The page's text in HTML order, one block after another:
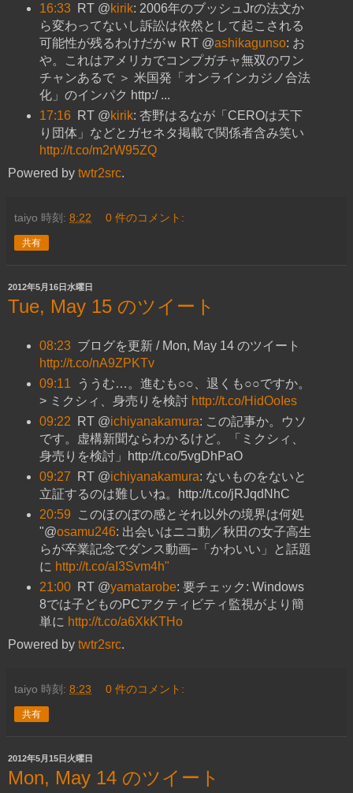
16:33
RT @kirik: 2006年のブッシュJrの法文か
ら変わってないし訴訟は依然として起こされる
可能性が残るわけだがｗ RT @ashikagunso: お
や。これはアメリカでコンプガチャ無双のワン
チャンあるで ＞ 米国発「オンラインカジノ合法
化」のインパク http:/ ...
17:16
RT @kirik: 杏野はるなが「CEROは天下
り団体」などとガセネタ掲載で関係者含み笑い
http://t.co/m2rW95ZQ
Powered by twtr2src.
taiyo 時刻: 8:22 0 件のコメント:
共有
2012年5月16日水曜日
Tue, May 15 のツイート
08:23 ブログを更新 / Mon, May 14 のツイート
http://t.co/nA9ZPKTv
09:11
ううむ…。進むも○○、退くも○○ですか。
> ミクシィ、身売りを検討 http://t.co/HidOoIes
09:22
RT @ichiyanakamura: この記事か。ウソ
です。虚構新聞ならわかるけど。「ミクシィ、
身売りを検討」http://t.co/5vgDhPaO
09:27
RT @ichiyanakamura: ないものをないと
立証するのは難しいね。http://t.co/jRJqdNhC
20:59
このほのぼの感とそれ以外の境界は何処
"@osamu246: 出会いはニコ動／秋田の女子高生
らが卒業記念でダンス動画−「かわいい」と話題
に http://t.co/aI3Svm4h"
21:00
RT @yamatarobe: 要チェック: Windows
8では子どものPCアクティビティ監視がより簡
単に http://t.co/a6XkKTHo
Powered by twtr2src.
taiyo 時刻: 8:23 0 件のコメント:
共有
2012年5月15日火曜日
Mon, May 14 のツイート